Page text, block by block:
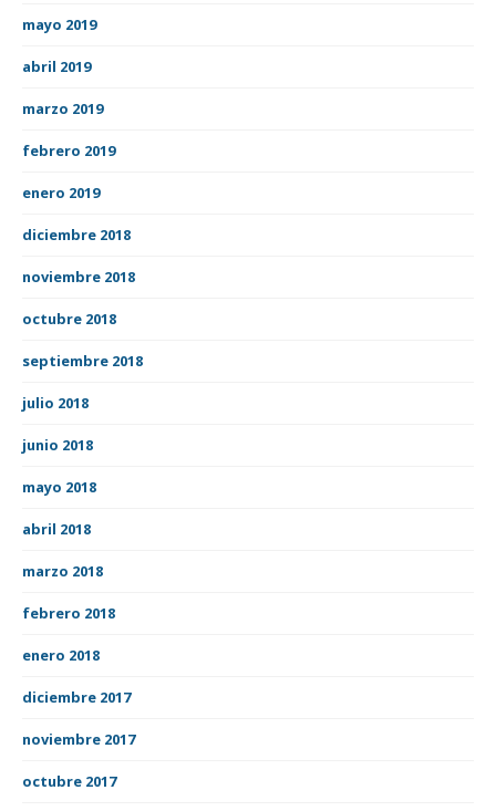
mayo 2019
abril 2019
marzo 2019
febrero 2019
enero 2019
diciembre 2018
noviembre 2018
octubre 2018
septiembre 2018
julio 2018
junio 2018
mayo 2018
abril 2018
marzo 2018
febrero 2018
enero 2018
diciembre 2017
noviembre 2017
octubre 2017